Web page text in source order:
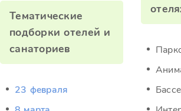
Тематические
подборки отелей и
санаториев
23 февраля